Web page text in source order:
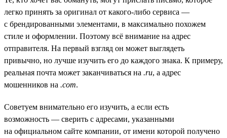
легко принять за оригинал от какого-либо сервиса —
с брендированными элементами, в максимально похожем
стиле и оформлении. Поэтому всё внимание на адрес
отправителя. На первый взгляд он может выглядеть
привычно, но лучше изучить его до каждого знака. К примеру,
реальная почта может заканчиваться на .ru, а адрес
мошенников на .com.
Советуем внимательно его изучить, а если есть
возможность — сверить с адресами, указанными
на официальном сайте компании, от имени которой получено